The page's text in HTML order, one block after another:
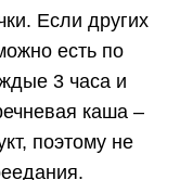
количества на
гречке: